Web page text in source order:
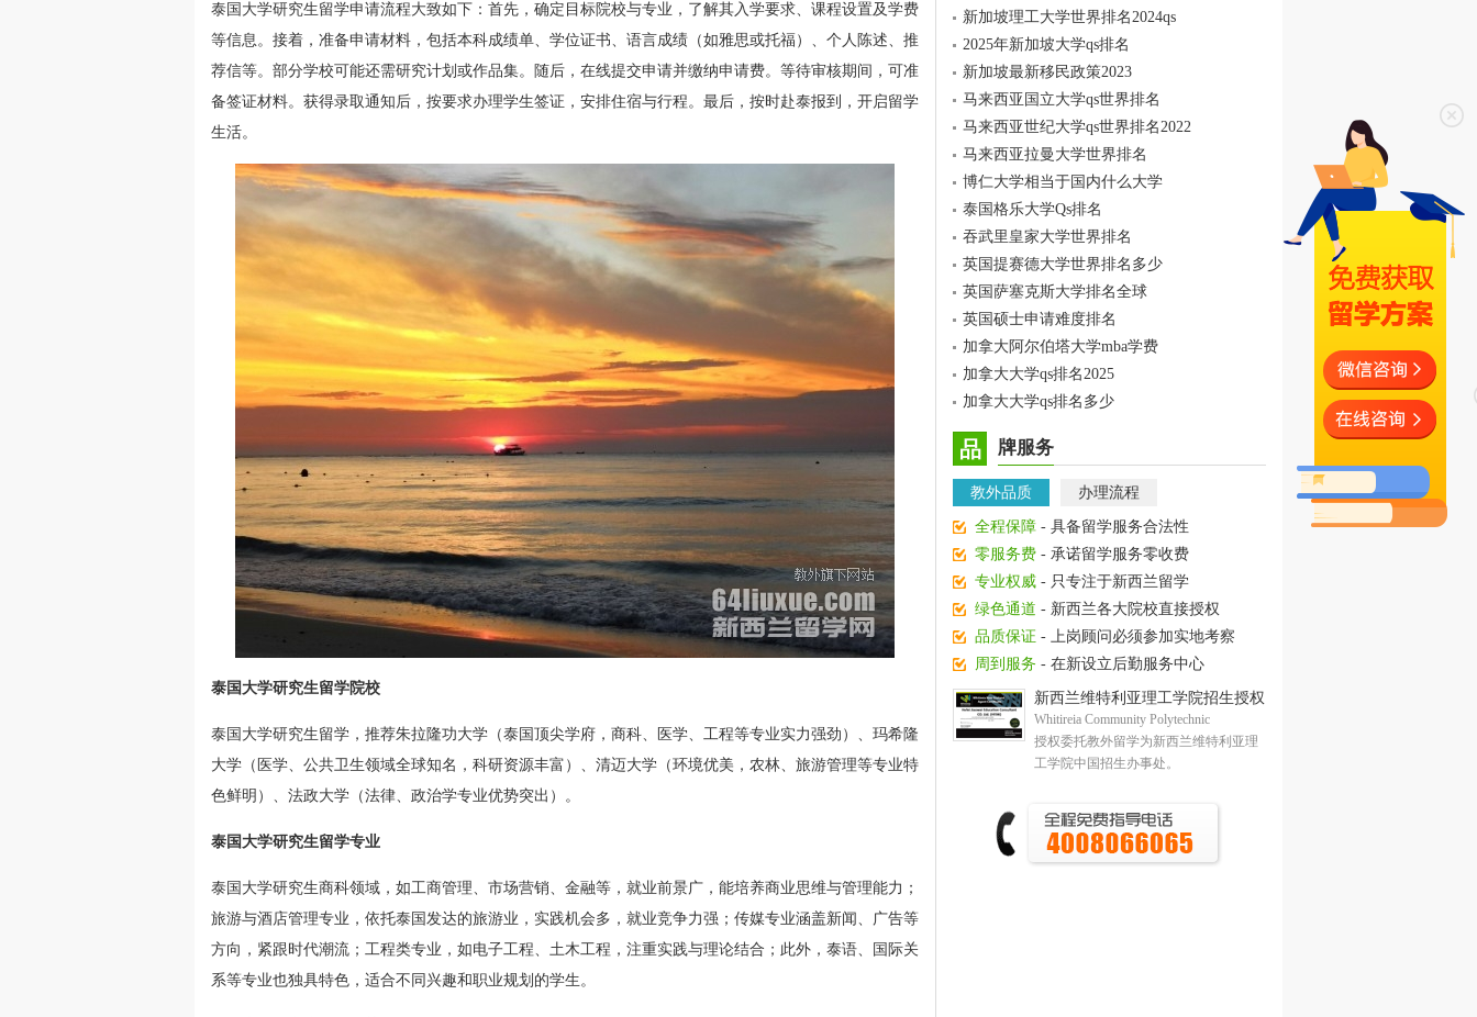
泰国大学研究生留学申请流程大致如下：首先，确定目标院校与专业，了解其入学要求、课程设置及学费
等信息。接着，准备申请材料，包括本科成绩单、学位证书、语言成绩（如雅思或托福）、个人陈述、推
荐信等。部分学校可能还需研究计划或作品集。随后，在线提交申请并缴纳申请费。等待审核期间，可准
备签证材料。获得录取通知后，按要求办理学生签证，安排住宿与行程。最后，按时赴泰报到，开启留学
生活。
泰国大学研究生留学院校
泰国大学研究生留学，推荐朱拉隆功大学（泰国顶尖学府，商科、医学、工程等专业实力强劲）、玛希隆
大学（医学、公共卫生领域全球知名，科研资源丰富）、清迈大学（环境优美，农林、旅游管理等专业特
色鲜明）、法政大学（法律、政治学专业优势突出）。
泰国大学研究生留学专业
泰国大学研究生商科领域，如工商管理、市场营销、金融等，就业前景广，能培养商业思维与管理能力；
旅游与酒店管理专业，依托泰国发达的旅游业，实践机会多，就业竞争力强；传媒专业涵盖新闻、广告等
方向，紧跟时代潮流；工程类专业，如电子工程、土木工程，注重实践与理论结合；此外，泰语、国际关
系等专业也独具特色，适合不同兴趣和职业规划的学生。
新加坡理工大学世界排名2024qs
2025年新加坡大学qs排名
新加坡最新移民政策2023
马来西亚国立大学qs世界排名
马来西亚世纪大学qs世界排名2022
马来西亚拉曼大学世界排名
博仁大学相当于国内什么大学
泰国格乐大学Qs排名
吞武里皇家大学世界排名
英国提赛德大学世界排名多少
英国萨塞克斯大学排名全球
英国硕士申请难度排名
加拿大阿尔伯塔大学mba学费
加拿大大学qs排名2025
加拿大大学qs排名多少
品 牌服务
教外品质 办理流程
全程保障 - 具备留学服务合法性
零服务费 - 承诺留学服务零收费
专业权威 - 只专注于新西兰留学
绿色通道 - 新西兰各大院校直接授权
品质保证 - 上岗顾问必须参加实地考察
周到服务 - 在新设立后勤服务中心